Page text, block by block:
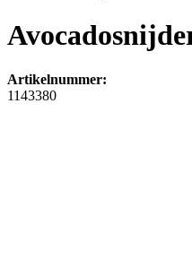
Artikelnummer:
1143380